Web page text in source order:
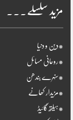
مزید سلسلے۔۔۔
*دین و دنیا
*روحانی مسائل
*سنہرے بندھن
*مزیدار کھانے
*ہیلتھ گائیڈ